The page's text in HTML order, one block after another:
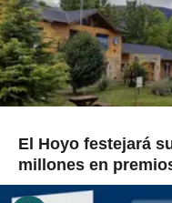
El Hoyo festejará
millones en